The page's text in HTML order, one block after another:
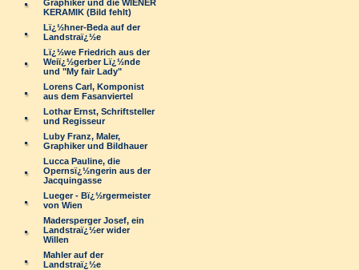
Graphiker und die WIENER
KERAMIK (Bild fehlt)
Lï¿½hner-Beda auf der
Landstraï¿½e
Lï¿½we Friedrich aus der
Weiï¿½gerber Lï¿½nde
und "My fair Lady"
Lorens Carl, Komponist
aus dem Fasanviertel
Lothar Ernst, Schriftsteller
und Regisseur
Luby Franz, Maler,
Graphiker und Bildhauer
Lucca Pauline, die
Opernsï¿½ngerin aus der
Jacquingasse
Lueger - Bï¿½rgermeister
von Wien
Madersperger Josef, ein
Landstraï¿½er wider
Willen
Mahler auf der
Landstraï¿½e